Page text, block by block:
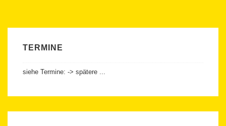
TERMINE
siehe Termine: -> spätere ...